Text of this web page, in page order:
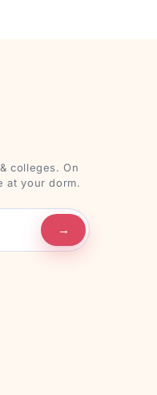
colleges. On
at your dorm.
→